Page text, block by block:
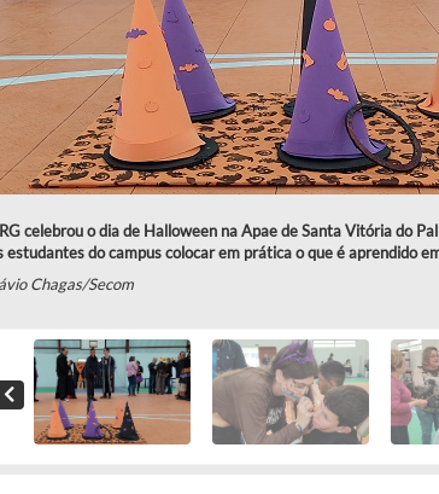
celebrou o dia de Halloween na Apae de Santa Vitória do
estudantes do campus colocar em prática o que é aprendido
Chagas/Secom